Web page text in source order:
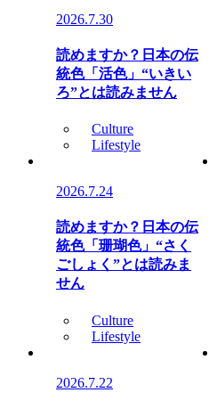
2026.7.30
読めますか？日本の伝
統色「活色」“いきい
ろ”とは読みません
Culture
Lifestyle
2026.7.24
読めますか？日本の伝
統色「珊瑚色」“さく
ごしょく”とは読みま
せん
Culture
Lifestyle
2026.7.22